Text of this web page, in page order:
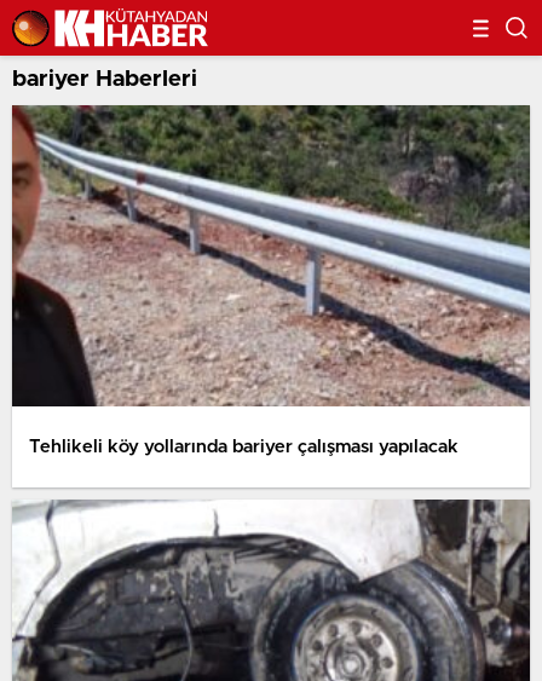
bariyer Haberleri
Tehlikeli köy yollarında bariyer çalışması yapılacak